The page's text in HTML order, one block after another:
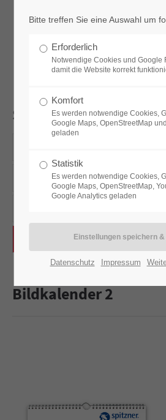
Sonderanfertigungen
Wandkalender 5 Monate
Sonderanfertigungen
Bildkalender 2
Bitte treffen Sie eine Auswahl um
Erforderlich
Notwendige Cookies und Google
damit die Website korrekt
Komfort
Es werden notwendige Cookies,
Google Maps, OpenStreetMap
geladen
Statistik
Es werden notwendige Cookies,
Google Maps, OpenStreetMap,
Google Analytics geladen
Datenschutz Impressum